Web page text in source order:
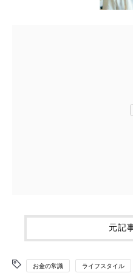
元記
お金の常識 ライフスタイル